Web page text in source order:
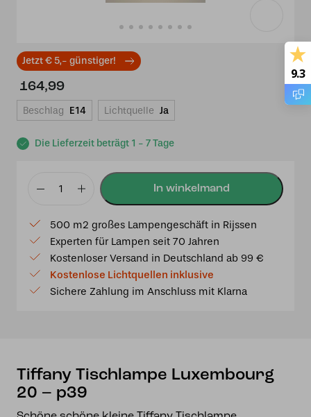
Jetzt € 5,- günstiger!
Die Lieferzeit beträgt 1 - 7 Tage
164,99
Beschlag E14 Lichtquelle Ja
Tiffany
Luxembourg
20
-
p39
Menge
500 m2 großes Lampengeschäft in Rijssen
Experten für Lampen seit 70 Jahren
Kostenloser Versand in Deutschland ab 99 €
Kostenlose Lichtquellen inklusive
Sichere Zahlung im Anschluss mit Klarna
Tiffany Tischlampe Luxembourg
20 – p39
9.3